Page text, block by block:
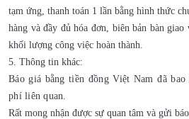
tạm ứng, thanh toán 1 lần bằng hình thức
hàng và đầy đủ hóa đơn, biên bản bàn
khối lượng công việc hoàn thành.
5. Thông tin khác:
Báo giá bằng tiền đồng Việt Nam đã
phí liên quan.
Rất mong nhận được sự quan tâm và gửi